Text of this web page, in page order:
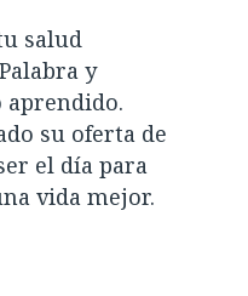
salud
y
su oferta de
el día para
vida mejor.